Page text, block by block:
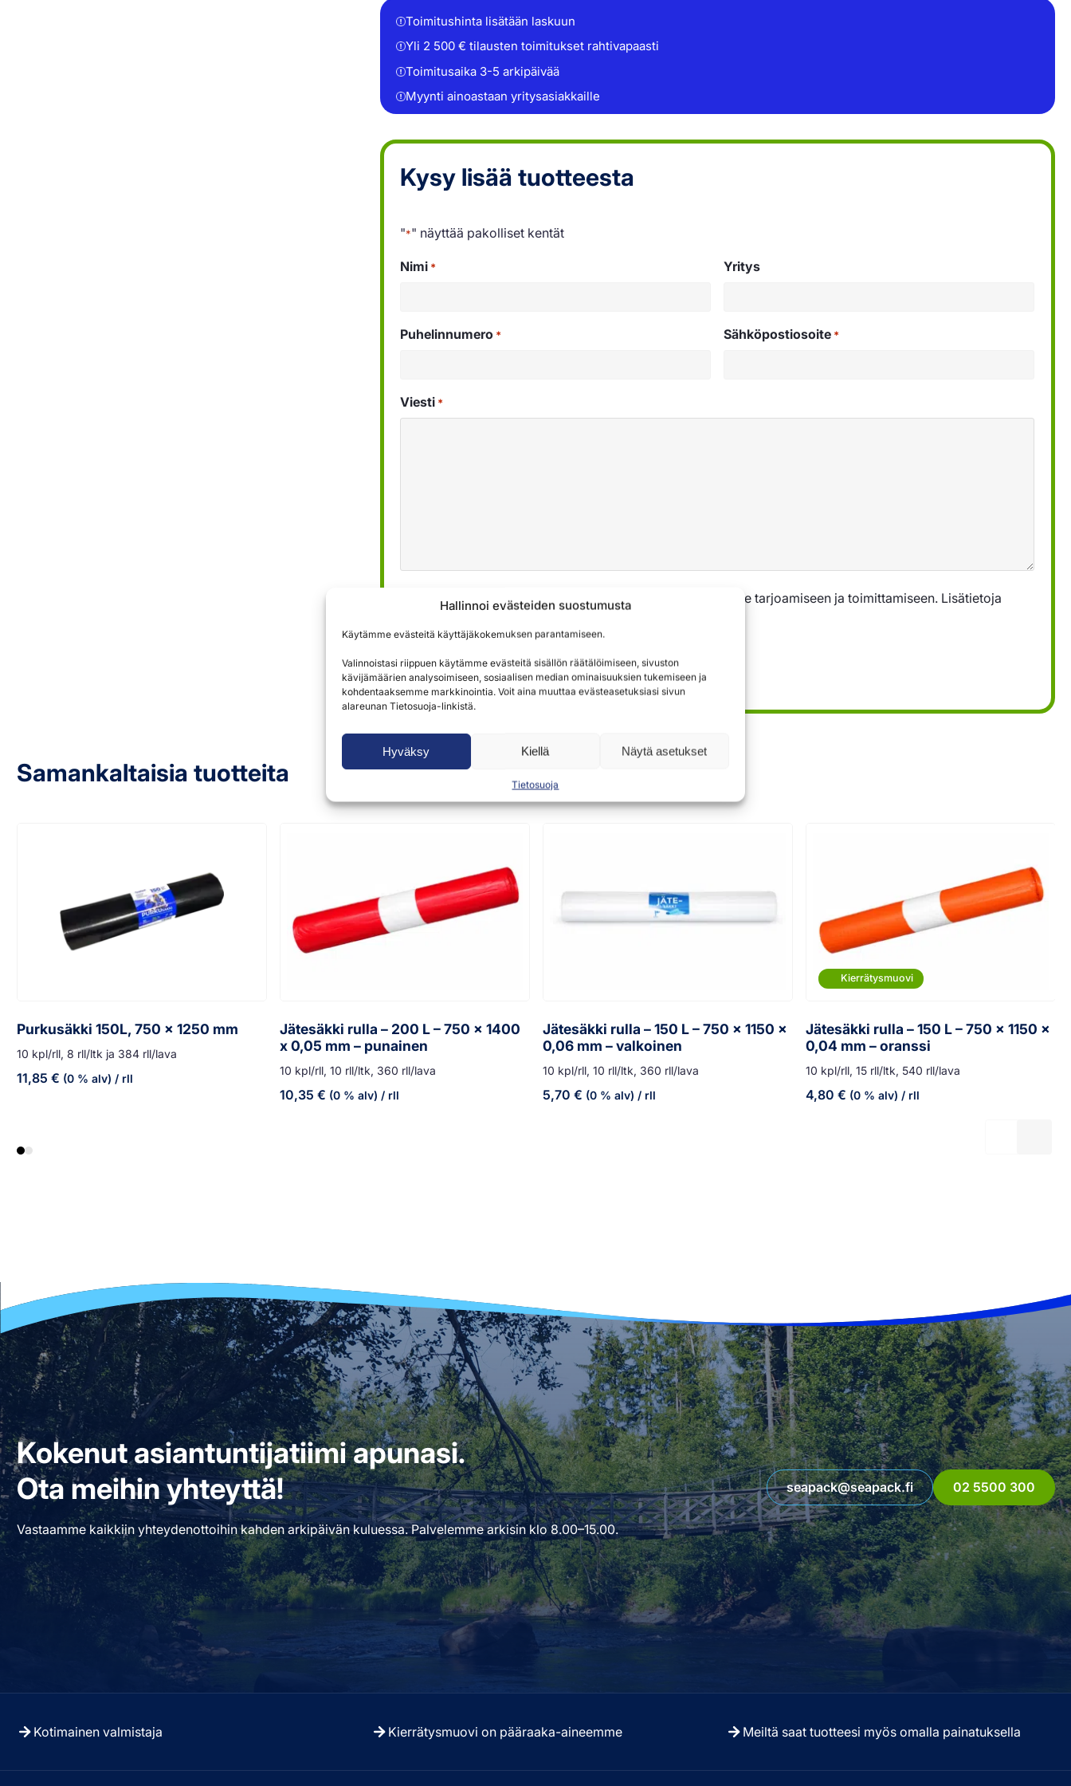
Hallinnoi evästeiden suostumusta
Käytämme evästeitä käyttäjäkokemuksen parantamiseen.
Valinnoistasi riippuen käytämme evästeitä sisällön räätälöimiseen, sivuston
kävijämäärien analysoimiseen, sosiaalisen median ominaisuuksien tukemiseen ja
kohdentaaksemme markkinointia. Voit aina muuttaa evästeasetuksiasi sivun
alareunan Tietosuoja-linkistä.
Hyväksy Kiellä Näytä asetukset
Tietosuoja
Toimitushinta lisätään laskuun
Yli 2 500 € tilausten toimitukset rahtivapaasti
Toimitusaika 3-5 arkipäivää
Myynti ainoastaan yritysasiakkaille
Kysy lisää tuotteesta
"*" näyttää pakolliset kentät
Nimi * Yritys
Puhelinnumero * Sähköpostiosoite *
Viesti *
Käytämme lomakkeen kautta saatuja tietoja palveluidemme tarjoamiseen ja toimittamiseen. Lisätietoja
Lähetä
Samankaltaisia tuotteita
Purkusäkki 150L, 750 x 1250 mm
10 kpl/rll, 8 rll/ltk ja 384 rll/lava
11,85 € (0 % alv) / rll
Jätesäkki rulla – 200 L – 750 x 1400
x 0,05 mm – punainen
10 kpl/rll, 10 rll/ltk, 360 rll/lava
10,35 € (0 % alv) / rll
Jätesäkki rulla – 150 L – 750 x 1150 x
0,06 mm – valkoinen
10 kpl/rll, 10 rll/ltk, 360 rll/lava
5,70 € (0 % alv) / rll
Kierrätysmuovi
Jätesäkki rulla – 150 L – 750 x 1150 x
0,04 mm – oranssi
10 kpl/rll, 15 rll/ltk, 540 rll/lava
4,80 € (0 % alv) / rll
Kokenut asiantuntijatiimi apunasi.
Ota meihin yhteyttä!
Vastaamme kaikkiin yhteydenottoihin kahden arkipäivän kuluessa. Palvelemme arkisin klo 8.00–15.00.
seapack@seapack.fi 02 5500 300
Kotimainen valmistaja Kierrätysmuovi on pääraaka-aineemme Meiltä saat tuotteesi myös omalla painatuksella